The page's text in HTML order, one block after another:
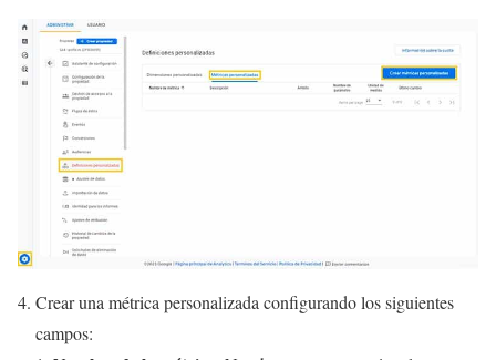
Crear una métrica personalizada configurando los siguientes
campos: